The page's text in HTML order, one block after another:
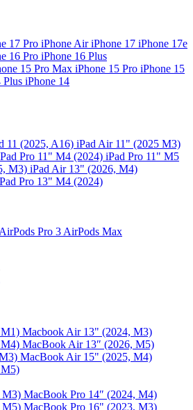
17 Pro iPhone AiriPhone 17 iPhone 17e
16 Pro iPhone 16 Plus
15 Pro Max iPhone 15 Pro iPhone 15
Plus iPhone 14
11 (2025, A16) iPad Air 11" (2025 M3)
Pro 11" M4 (2024) iPad Pro 11" M5
M3) iPad Air 13" (2026, M4)
Pro 13" M4 (2024)
AirPods Pro 3 AirPods Max
Macbook Air 13" (2024, M3)
MacBook Air 13″ (2026, M5)
MacBook Air 15" (2025, M4)
M3) MacBook Pro 14″ (2024, M4)
M5) MacBook Pro 16" (2023, M3)